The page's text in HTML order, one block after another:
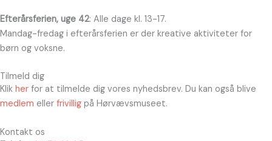
Efterårsferien, uge 42: Alle dage kl. 13-17.
Mandag-fredag i efterårsferien er der kreative aktiviteter for
børn og voksne.
Tilmeld dig
Klik her for at tilmelde dig vores nyhedsbrev. Du kan også blive
medlem eller frivillig på Hørvævsmuseet.
Kontakt os